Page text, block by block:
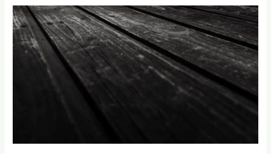
Eine
Fassade
als
optisches
Highlight